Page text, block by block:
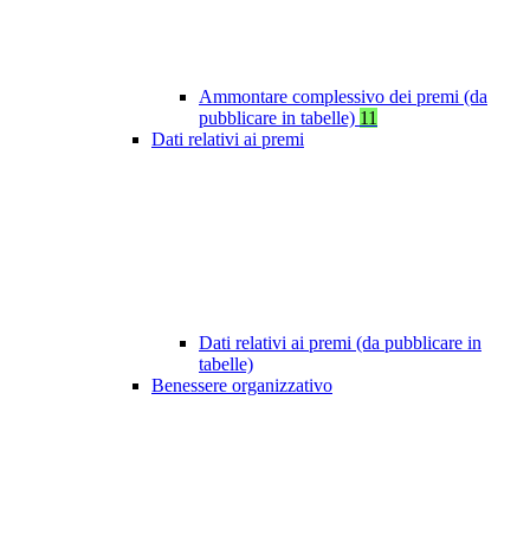
Ammontare complessivo dei premi (da
pubblicare in tabelle) 11
Dati relativi ai premi
Dati relativi ai premi (da pubblicare in
tabelle)
Benessere organizzativo